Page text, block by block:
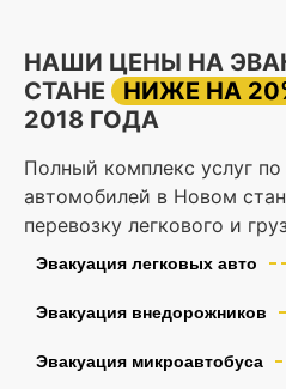
НАШИ ЦЕНЫ НА
СТАНЕ
НИЖЕ НА
2018 ГОДА
Полный комплекс услуг по
автомобилей в Новом
перевозку легкового и
Эвакуация легковых авто
Эвакуация внедорожников
Эвакуация микроавтобуса